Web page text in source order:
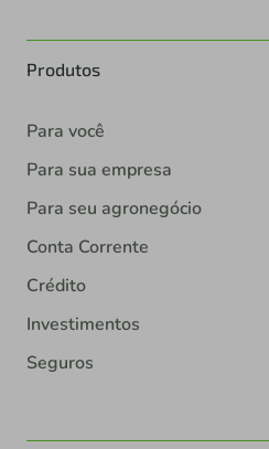
Produtos
Para você
Para sua empresa
Para seu agronegócio
Conta Corrente
Crédito
Investimentos
Seguros